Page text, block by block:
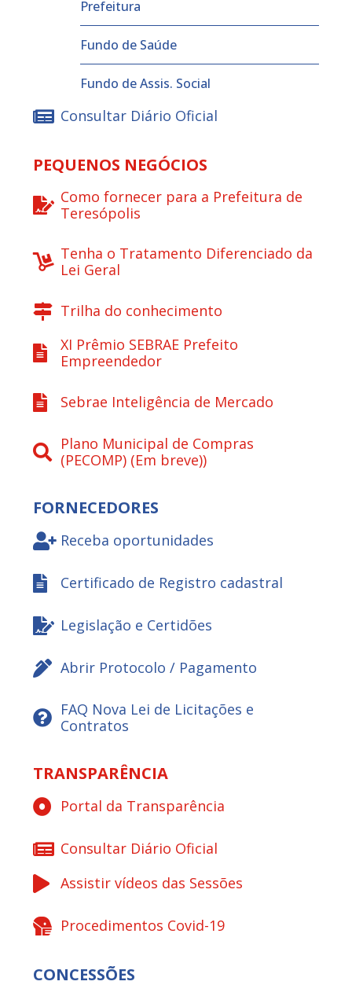
Prefeitura
Fundo de Saúde
Fundo de Assis. Social
Consultar Diário Oficial
PEQUENOS NEGÓCIOS
Como fornecer para a Prefeitura de
Teresópolis
Tenha o Tratamento Diferenciado da
Lei Geral
Trilha do conhecimento
XI Prêmio SEBRAE Prefeito
Empreendedor
Sebrae Inteligência de Mercado
Plano Municipal de Compras
(PECOMP) (Em breve))
FORNECEDORES
Receba oportunidades
Certificado de Registro cadastral
Legislação e Certidões
Abrir Protocolo / Pagamento
FAQ Nova Lei de Licitações e
Contratos
TRANSPARÊNCIA
Portal da Transparência
Consultar Diário Oficial
Assistir vídeos das Sessões
Procedimentos Covid-19
CONCESSÕES